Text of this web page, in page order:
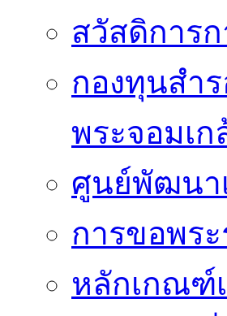
สวัสดิการ
กองทุนสำ
พระจอมเ
ศูนย์พัฒนา
การขอพร
หลักเกณฑ์